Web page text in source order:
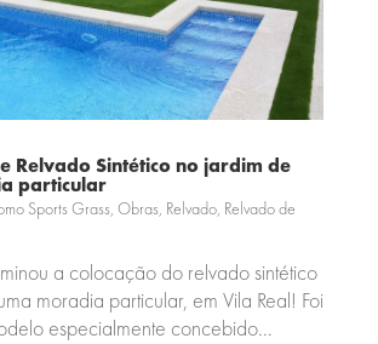
Relvado Sintético no jardim de
particular
Sports Grass, Obras, Relvado, Relvado de
a colocação do relvado sintético
moradia particular, em Vila Real! Foi
especialmente concebido...